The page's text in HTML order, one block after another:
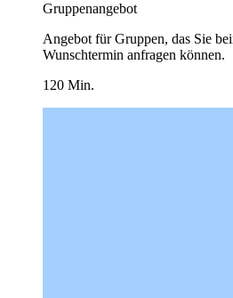
Gruppenangebot
Angebot für Gruppen, das Sie
Wunschtermin anfragen können.
120 Min.